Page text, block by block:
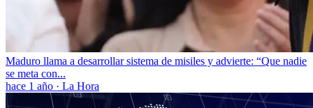
Maduro llama a desarrollar sistema de misiles y advierte: “Que nadie
se meta con...
hace 1 año · La Hora